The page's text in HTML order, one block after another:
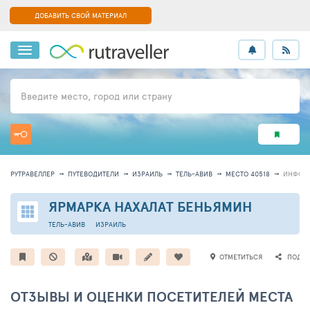
ДОБАВИТЬ СВОЙ МАТЕРИАЛ
Введите место, город или страну
РУТРАВЕЛЛЕР ПУТЕВОДИТЕЛИ ИЗРАИЛЬ ТЕЛЬ-АВИВ МЕСТО 40518
ЯРМАРКА НАХАЛАТ БЕНЬЯМИН
ИЗРАИЛЬ
ТЕЛЬ-АВИВ
ОТМЕТИТЬСЯ
ОТЗЫВЫ И ОЦЕНКИ ПОСЕТИТЕЛЕЙ МЕСТА